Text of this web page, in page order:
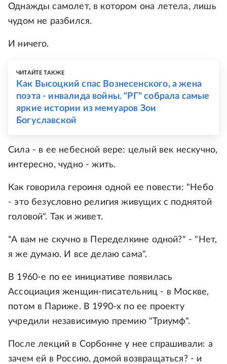
Однажды самолет, в котором она летела, лишь
чудом не разбился.
И ничего.
ЧИТАЙТЕ ТАКЖЕ
Как Высоцкий спас Вознесенского, а жена
поэта - инвалида войны. "РГ" собрала самые
яркие истории из мемуаров Зои
Богуславской
Сила - в ее небесной вере: целый век нескучно,
интересно, чудно - жить.
Как говорила героиня одной ее повести: "Небо
- это безусловно религия живущих с поднятой
головой". Так и живет.
"А вам не скучно в Переделкине одной?" - "Нет,
я же думаю. И все делаю сама".
В 1960-е по ее инициативе появилась
Ассоциация женщин-писательниц - в Москве,
потом в Париже. В 1990-х по ее проекту
учредили независимую премию "Триумф".
После лекций в Сорбонне у нее спрашивали: а
зачем ей в Россию, домой возвращаться? - и